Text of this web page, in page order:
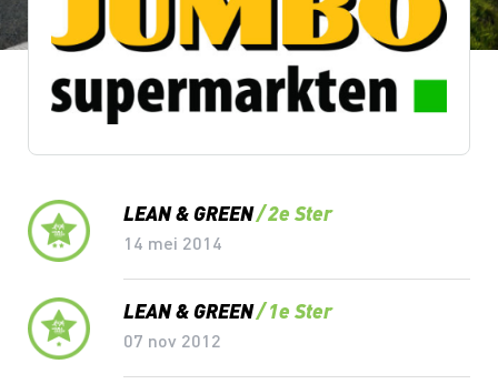
Lean & Green Milestones
LEAN & GREEN 2e Ster
14 mei 2014
LEAN & GREEN 1e Ster
07 nov 2012